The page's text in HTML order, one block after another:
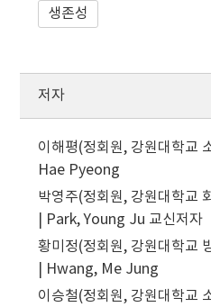
생존성
저자
이해평(정회원, 강원대학교
Hae Pyeong
박영주(정회원, 강원대학교
| Park, Young Ju 교신저자
황미정(정회원, 강원대학교
| Hwang, Me Jung
이승철(정회원, 강원대학교